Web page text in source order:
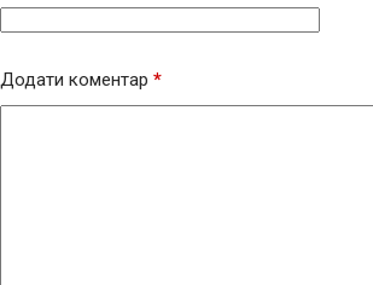
Додати коментар *